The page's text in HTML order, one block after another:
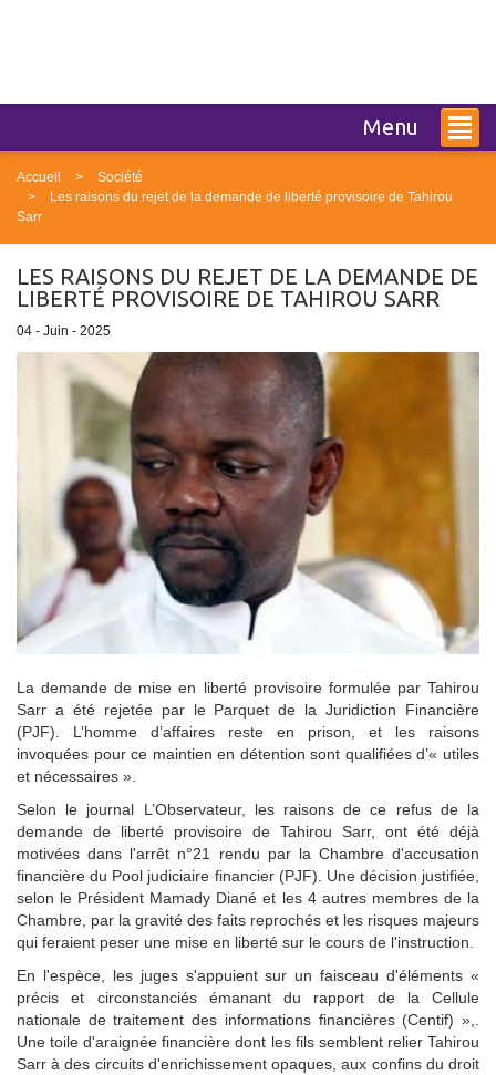
Menu
Accueil
Société
Les raisons du rejet de la demande de liberté provisoire de Tahirou
Sarr
LES RAISONS DU REJET DE LA DEMANDE DE
LIBERTÉ PROVISOIRE DE TAHIROU SARR
04 - Juin - 2025
La demande de mise en liberté provisoire formulée par Tahirou
Sarr a été rejetée par le Parquet de la Juridiction Financière
(PJF). L’homme d’affaires reste en prison, et les raisons
invoquées pour ce maintien en détention sont qualifiées d’« utiles
et nécessaires ».
Selon le journal L’Observateur, les raisons de ce refus de la
demande de liberté provisoire de Tahirou Sarr, ont été déjà
motivées dans l'arrêt n°21 rendu par la Chambre d'accusation
financière du Pool judiciaire financier (PJF). Une décision justifiée,
selon le Président Mamady Diané et les 4 autres membres de la
Chambre, par la gravité des faits reprochés et les risques majeurs
qui feraient peser une mise en liberté sur le cours de l'instruction.
En l'espèce, les juges s'appuient sur un faisceau d'éléments «
précis et circonstanciés émanant du rapport de la Cellule
nationale de traitement des informations financières (Centif) »,.
Une toile d'araignée financière dont les fils semblent relier Tahirou
Sarr à des circuits d'enrichissement opaques, aux confins du droit